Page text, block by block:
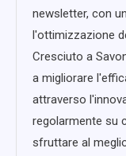
newsletter, con
l'ottimizzazione
Cresciuto a
a migliorare
attraverso
regolarmente su
sfruttare al